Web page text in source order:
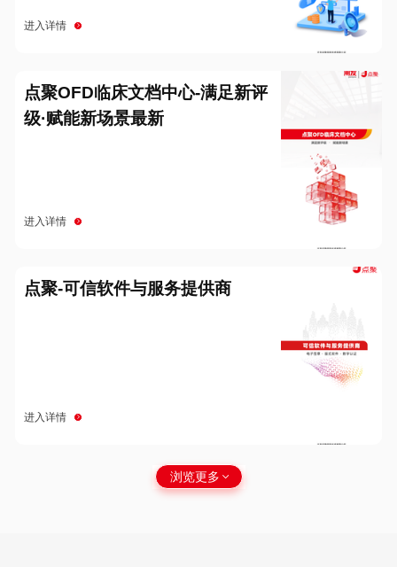
进入详情
点聚OFD临床文档中心-满足新评
级·赋能新场景最新
进入详情
点聚-可信软件与服务提供商
进入详情
浏览更多